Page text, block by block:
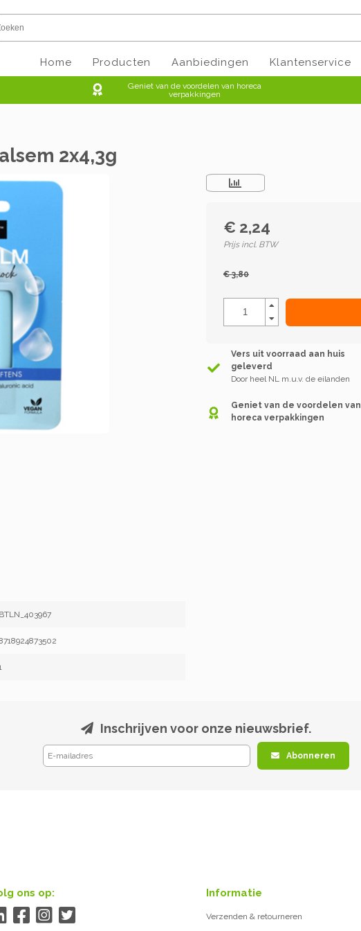
Home Producten Aanbiedingen Klantenservice
Geniet van de voordelen van horeca
verpakkingen
2x4,3g
€ 2,24
Prijs incl. BTW
€ 3,80
Vers uit voorraad aan huis
geleverd
Door heel NL m.u.v. de eilanden
Geniet van de voordelen van
horeca verpakkingen
BTLN_403967
Inschrijven voor onze nieuwsbrief.
Abonneren
ons op: Informatie
Verzenden & retourneren